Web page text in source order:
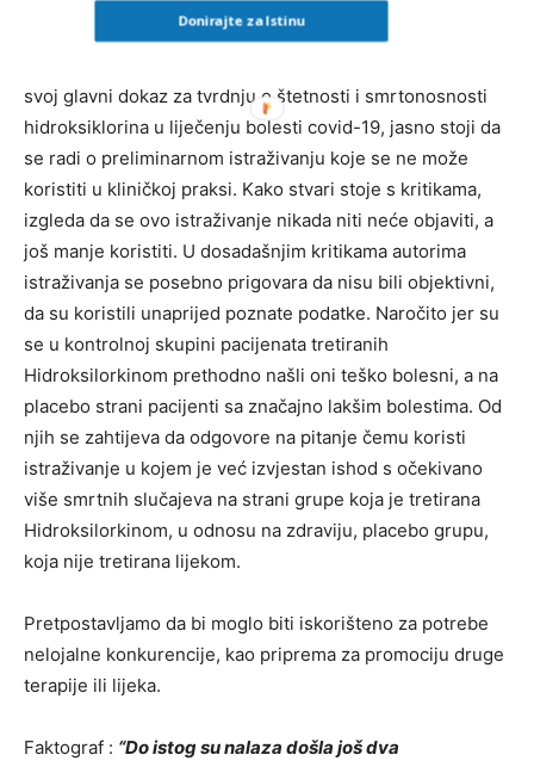
kojem stručnom medicinskom časopisu. Odobrenje još
svoj glavni dokaz za tvrdnju o štetnosti i smrtonosnosti
hidroksiklorina u liječenju bolesti covid-19, jasno stoji da
se radi o preliminarnom istraživanju koje se ne može
koristiti u kliničkoj praksi. Kako stvari stoje s kritikama,
izgleda da se ovo istraživanje nikada niti neće objaviti, a
još manje koristiti. U dosadašnjim kritikama autorima
istraživanja se posebno prigovara da nisu bili objektivni,
da su koristili unaprijed poznate podatke. Naročito jer su
se u kontrolnoj skupini pacijenata tretiranih
Hidroksilorkinom prethodno našli oni teško bolesni, a na
placebo strani pacijenti sa značajno lakšim bolestima. Od
njih se zahtijeva da odgovore na pitanje čemu koristi
istraživanje u kojem je već izvjestan ishod s očekivano
više smrtnih slučajeva na strani grupe koja je tretirana
Hidroksilorkinom, u odnosu na zdraviju, placebo grupu,
koja nije tretirana lijekom.
Pretpostavljamo da bi moglo biti iskorišteno za potrebe
nelojalne konkurencije, kao priprema za promociju druge
terapije ili lijeka.
Faktograf : “Do istog su nalaza došla još dva
Donirajte za Istinu